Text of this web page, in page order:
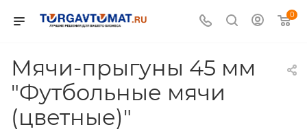
0
Мячи-прыгуны 45 мм
"Футбольные мячи
(цветные)"